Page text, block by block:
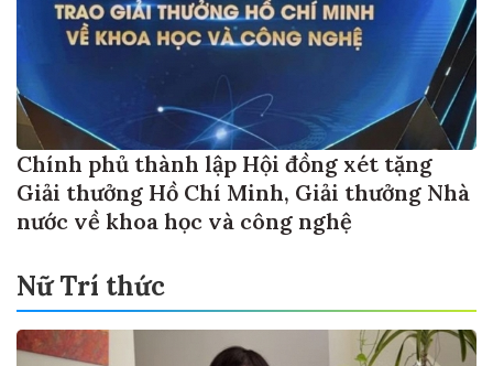
Chính phủ thành lập Hội đồng xét tặng
Giải thưởng Hồ Chí Minh, Giải thưởng Nhà
nước về khoa học và công nghệ
Nữ Trí thức